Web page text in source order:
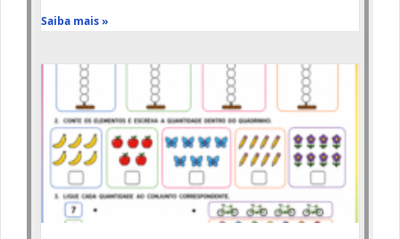
Saiba mais »